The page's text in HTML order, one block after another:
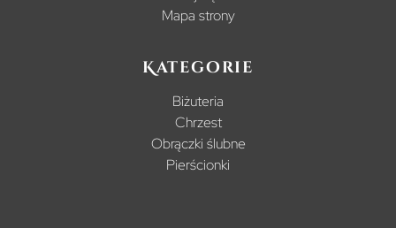
Mapa strony
Kategorie
Biżuteria
Chrzest
Obrączki ślubne
Pierścionki